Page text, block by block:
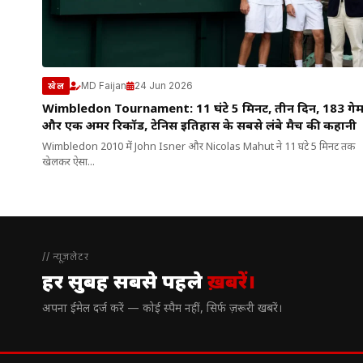
खेल MD Faijan 24 Jun 2026
Wimbledon Tournament: 11 घंटे 5 मिनट, तीन दिन, 183 गेम
और एक अमर रिकॉर्ड, टेनिस इतिहास के सबसे लंबे मैच की कहानी
Wimbledon 2010 में John Isner और Nicolas Mahut ने 11 घंटे 5 मिनट तक
खेलकर ऐसा...
// न्यूज़लेटर
हर सुबह सबसे पहलेख़बरें।
अपना ईमेल दर्ज करें — कोई स्पैम नहीं, सिर्फ ज़रूरी खबरें।